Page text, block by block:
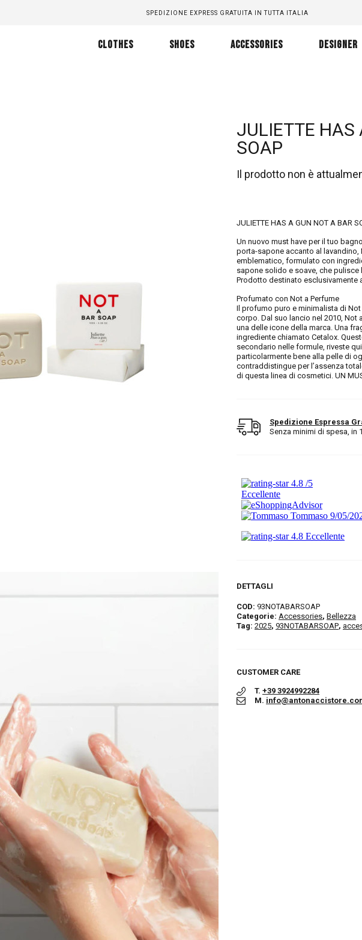
SPEDIZIONE EXPRESS GRATUITA IN TUTTA ITALIA
CLOTHES SHOES ACCESSORIES DESIGNER
JULIETTE HAS
SOAP
Il prodotto non è
JULIETTE HAS A GUN NOT A BAR
Un nuovo must have per il tuo
porta-sapone accanto al lavandino,
emblematico, formulato con
sapone solido e soave, che
Prodotto destinato esclusivamente
Profumato con Not a Perfume
Il profumo puro e minimalista di
corpo. Dal suo lancio nel 2010, Not
una delle icone della marca. Una
ingrediente chiamato Cetalox.
secondario nelle formule, riveste
particolarmente bene alla pelle di
contraddistingue per l’assenza
di questa linea di cosmetici. UN
Spedizione Espressa
Senza minimi di spesa, in
DETTAGLI
COD: 93NOTABARSOAP
Categorie: Accessories, Bellezza
Tag: 2025, 93NOTABARSOAP,
CUSTOMER CARE
T. +39 3924992284
M.